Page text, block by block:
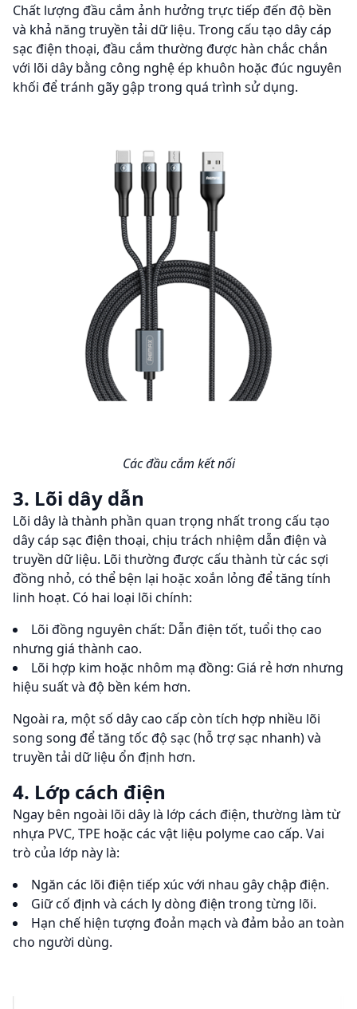
Chất lượng đầu cắm ảnh hưởng trực tiếp đến độ bền
và khả năng truyền tải dữ liệu. Trong cấu tạo dây cáp
sạc điện thoại, đầu cắm thường được hàn chắc chắn
với lõi dây bằng công nghệ ép khuôn hoặc đúc nguyên
khối để tránh gãy gập trong quá trình sử dụng.
Các đầu cắm kết nối
3. Lõi dây dẫn
Lõi dây là thành phần quan trọng nhất trong cấu tạo
dây cáp sạc điện thoại, chịu trách nhiệm dẫn điện và
truyền dữ liệu. Lõi thường được cấu thành từ các sợi
đồng nhỏ, có thể bện lại hoặc xoắn lỏng để tăng tính
linh hoạt. Có hai loại lõi chính:
Lõi đồng nguyên chất: Dẫn điện tốt, tuổi thọ cao
nhưng giá thành cao.
Lõi hợp kim hoặc nhôm mạ đồng: Giá rẻ hơn nhưng
hiệu suất và độ bền kém hơn.
Ngoài ra, một số dây cao cấp còn tích hợp nhiều lõi
song song để tăng tốc độ sạc (hỗ trợ sạc nhanh) và
truyền tải dữ liệu ổn định hơn.
4. Lớp cách điện
Ngay bên ngoài lõi dây là lớp cách điện, thường làm từ
nhựa PVC, TPE hoặc các vật liệu polyme cao cấp. Vai
trò của lớp này là:
Ngăn các lõi điện tiếp xúc với nhau gây chập điện.
Giữ cố định và cách ly dòng điện trong từng lõi.
Hạn chế hiện tượng đoản mạch và đảm bảo an toàn
cho người dùng.